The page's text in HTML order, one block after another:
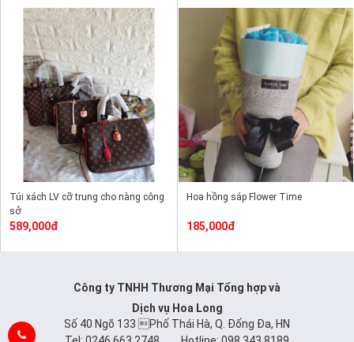
Túi xách LV cỡ trung cho nàng công
sở
589,000đ
Hoa hồng sáp Flower Time
185,000đ
Công ty TNHH Thương Mại Tổng hợp và
Dịch vụ Hoa Long
Số 40 Ngõ 133 Phố Thái Hà, Q. Đống Đa, HN